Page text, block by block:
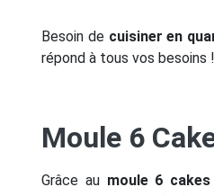
Besoin de cuisiner en
répond à tous vos besoins
Moule 6
Grâce au moule 6